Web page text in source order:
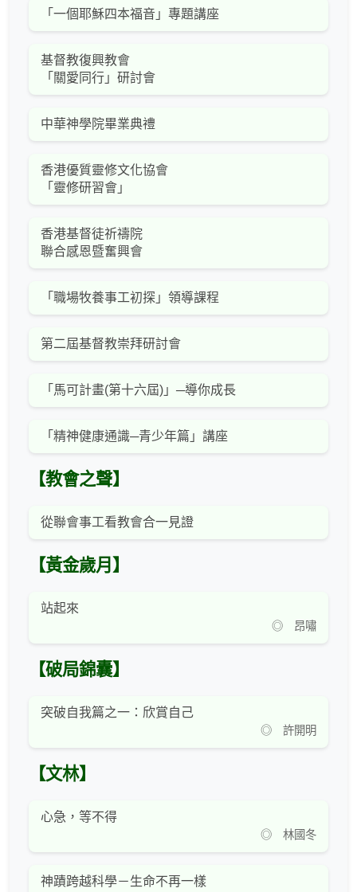
「一個耶穌四本福音」專題講座
基督教復興教會
「關愛同行」研討會
中華神學院畢業典禮
香港優質靈修文化協會
「靈修研習會」
香港基督徒祈禱院
聯合感恩暨奮興會
「職場牧養事工初探」領導課程
第二屆基督教崇拜研討會
「馬可計畫(第十六屆)」─導你成長
「精神健康通識─青少年篇」講座
【教會之聲】
從聯會事工看教會合一見證
【黃金歲月】
站起來
◎ 昂嘯
【破局錦囊】
突破自我篇之一：欣賞自己
◎ 許開明
【文林】
心急，等不得
◎ 林國冬
神蹟跨越科學－生命不再一樣